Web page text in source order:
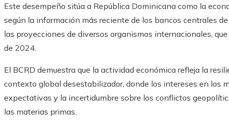
Este desempeño sitúa a República Dominicana como la
según la información más reciente de los bancos centrales
las proyecciones de diversos organismos internacionales,
de 2024.
El BCRD demuestra que la actividad económica refleja la
contexto global desestabilizador, donde los intereses en los
expectativas y la incertidumbre sobre los conflictos
las materias primas.